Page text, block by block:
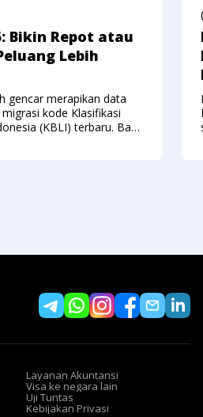
Bikin Repot atau
Lebih
gencar merapikan data
kode Klasifikasi
(KBLI) terbaru. Bagi
Layanan Akuntansi
Visa ke negara lain
Uji Tuntas
Kebijakan Privasi